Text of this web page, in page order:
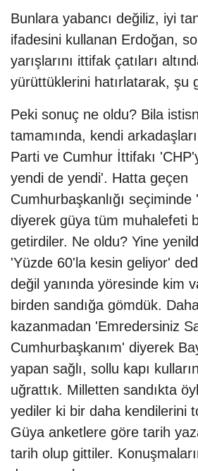
Bunlara yabancı değiliz, iyi
ifadesini kullanan Erdoğan,
yarışlarını ittifak çatıları
yürüttüklerini hatırlatarak, şu
Peki sonuç ne oldu? Bila
tamamında, kendi
Parti ve Cumhur İttifakı
yendi de yendi'. Hatta geçen
Cumhurbaşkanlığı seçiminde
diyerek güya tüm muhalefeti
getirdiler. Ne oldu? Yine
'Yüzde 60'la kesin geliyor'
değil yanında yöresinde kim
birden sandığa gömdük.
kazanmadan 'Emredersiniz
Cumhurbaşkanım' diyerek
yapan sağlı, sollu kapı
uğrattık. Milletten sandıkta
yediler ki bir daha kendilerini
Güya anketlere göre tarih
tarih olup gittiler.